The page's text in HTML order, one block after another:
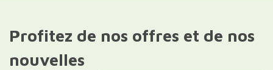
Profitez de nos offres et de nos
nouvelles